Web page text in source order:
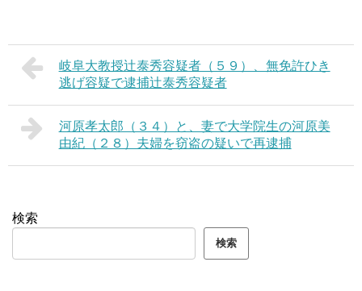
岐阜大教授辻泰秀容疑者（５９）、無免許ひき
逃げ容疑で逮捕辻泰秀容疑者
河原孝太郎（３４）と、妻で大学院生の河原美
由紀（２８）夫婦を窃盗の疑いで再逮捕
検索
検索